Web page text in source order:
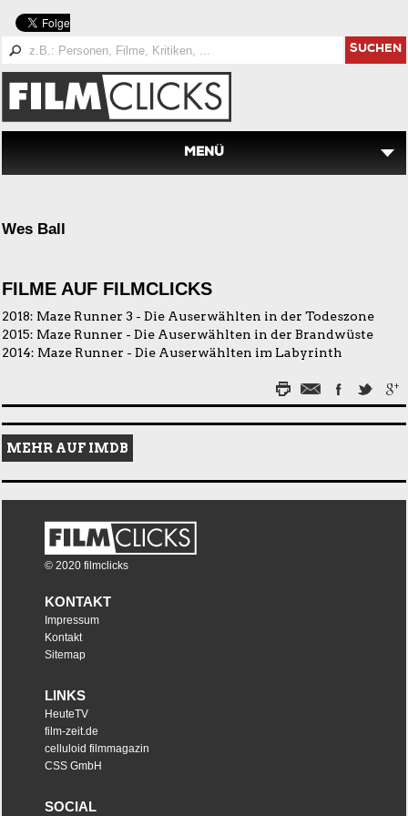
SUCHEN
MENÜ
Wes Ball
FILME AUF FILMCLICKS
2018: Maze Runner 3 - Die Auserwählten in der Todeszone
2015: Maze Runner - Die Auserwählten in der Brandwüste
2014: Maze Runner - Die Auserwählten im Labyrinth
MEHR AUF IMDB
© 2020 filmclicks
KONTAKT
Impressum
Kontakt
Sitemap
LINKS
HeuteTV
film-zeit.de
celluloid filmmagazin
CSS GmbH
SOCIAL